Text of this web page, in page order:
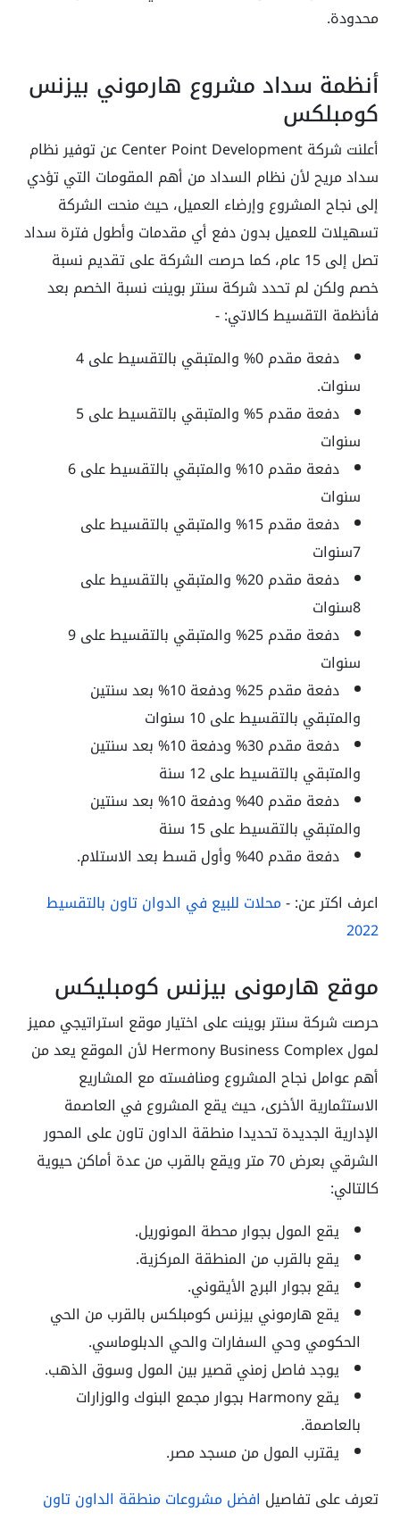
محدودة.
أنظمة سداد مشروع هارموني بيزنس
كومبلكس
أعلنت شركة Center Point Development عن توفير نظام
سداد مريح لأن نظام السداد من أهم المقومات التي تؤدي
إلى نجاح المشروع وإرضاء العميل، حيث منحت الشركة
تسهيلات للعميل بدون دفع أي مقدمات وأطول فترة سداد
تصل إلى 15 عام، كما حرصت الشركة على تقديم نسبة
خصم ولكن لم تحدد شركة سنتر بوينت نسبة الخصم بعد
فأنظمة التقسيط كالاتي: -
دفعة مقدم 0% والمتبقي بالتقسيط على 4
سنوات.
دفعة مقدم 5% والمتبقي بالتقسيط على 5
سنوات
دفعة مقدم 10% والمتبقي بالتقسيط على 6
سنوات
دفعة مقدم 15% والمتبقي بالتقسيط على
7سنوات
دفعة مقدم 20% والمتبقي بالتقسيط على
8سنوات
دفعة مقدم 25% والمتبقي بالتقسيط على 9
سنوات
دفعة مقدم 25% ودفعة 10% بعد سنتين
والمتبقي بالتقسيط على 10 سنوات
دفعة مقدم 30% ودفعة 10% بعد سنتين
والمتبقي بالتقسيط على 12 سنة
دفعة مقدم 40% ودفعة 10% بعد سنتين
والمتبقي بالتقسيط على 15 سنة
دفعة مقدم 40% وأول قسط بعد الاستلام.
اعرف اكتر عن: -محلات للبيع في الدوان تاون بالتقسيط
2022
موقع هارموني بيزنس كومبليكس
حرصت شركة سنتر بوينت على اختيار موقع استراتيجي مميز
لمول Hermony Business Complex لأن الموقع يعد من
أهم عوامل نجاح المشروع ومنافسته مع المشاريع
الاستثمارية الأخرى، حيث يقع المشروع في العاصمة
الإدارية الجديدة تحديدا منطقة الداون تاون على المحور
الشرقي بعرض 70 متر ويقع بالقرب من عدة أماكن حيوية
كالتالي:
يقع المول بجوار محطة المونوريل.
يقع بالقرب من المنطقة المركزية.
يقع بجوار البرج الأيقوني.
يقع هارموني بيزنس كومبلكس بالقرب من الحي
الحكومي وحي السفارات والحي الدبلوماسي.
يوجد فاصل زمني قصير بين المول وسوق الذهب.
يقع Harmony بجوار مجمع البنوك والوزارات
بالعاصمة.
يقترب المول من مسجد مصر.
تعرف على تفاصيل افضل مشروعات منطقة الداون تاون